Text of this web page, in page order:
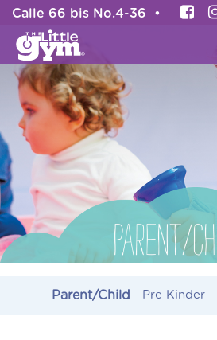
Calle 66 bis No.4-36 •
Parent/Child Pre Kinder